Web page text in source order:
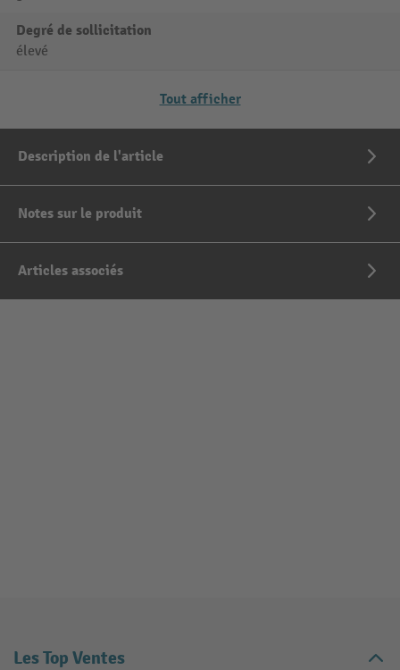
Degré de sollicitation
élevé
Tout afficher
Description de l'article
Notes sur le produit
Articles associés
Les Top Ventes